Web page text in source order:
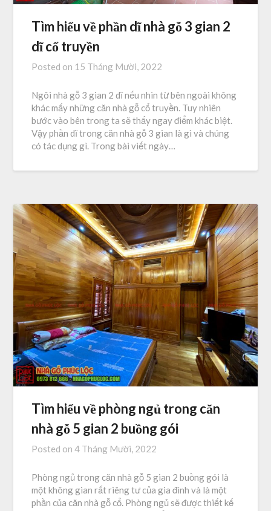
Tìm hiểu về phần dĩ nhà gỗ 3 gian 2
dĩ cổ truyền
Posted on 15 Tháng Mười, 2022
Ngôi nhà gỗ 3 gian 2 dĩ nếu nhìn từ bên ngoài không
khác mấy những căn nhà gỗ cổ truyền. Tuy nhiên
bước vào bên trong ta sẽ thấy ngay điểm khác biệt.
Vậy phần dĩ trong căn nhà gỗ 3 gian là gì và chúng
có tác dụng gì. Trong bài viết ngày…
Tìm hiểu về phòng ngủ trong căn
nhà gỗ 5 gian 2 buồng gói
Posted on4 Tháng Mười, 2022
Phòng ngủ trong căn nhà gỗ 5 gian 2 buồng gói là
một không gian rất riêng tư của gia đình và là một
phần của căn nhà gỗ cổ. Phòng ngủ sẽ được thiết kế